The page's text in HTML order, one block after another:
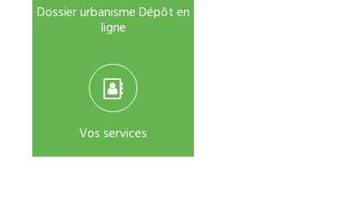
Dossier urbanisme Dépôt en
ligne
Vos services